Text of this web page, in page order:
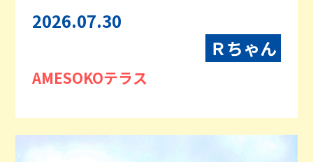
2026.07.30
Ｒちゃん
AMESOKOテラス